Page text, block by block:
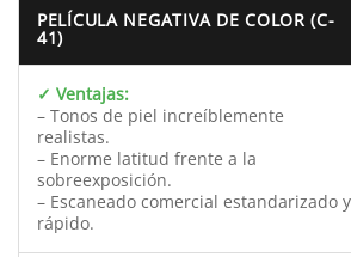
PELÍCULA NEGATIVA DE COLOR (C-
41)
✓ Ventajas:
– Tonos de piel increíblemente
realistas.
– Enorme latitud frente a la
sobreexposición.
– Escaneado comercial estandarizado y
rápido.